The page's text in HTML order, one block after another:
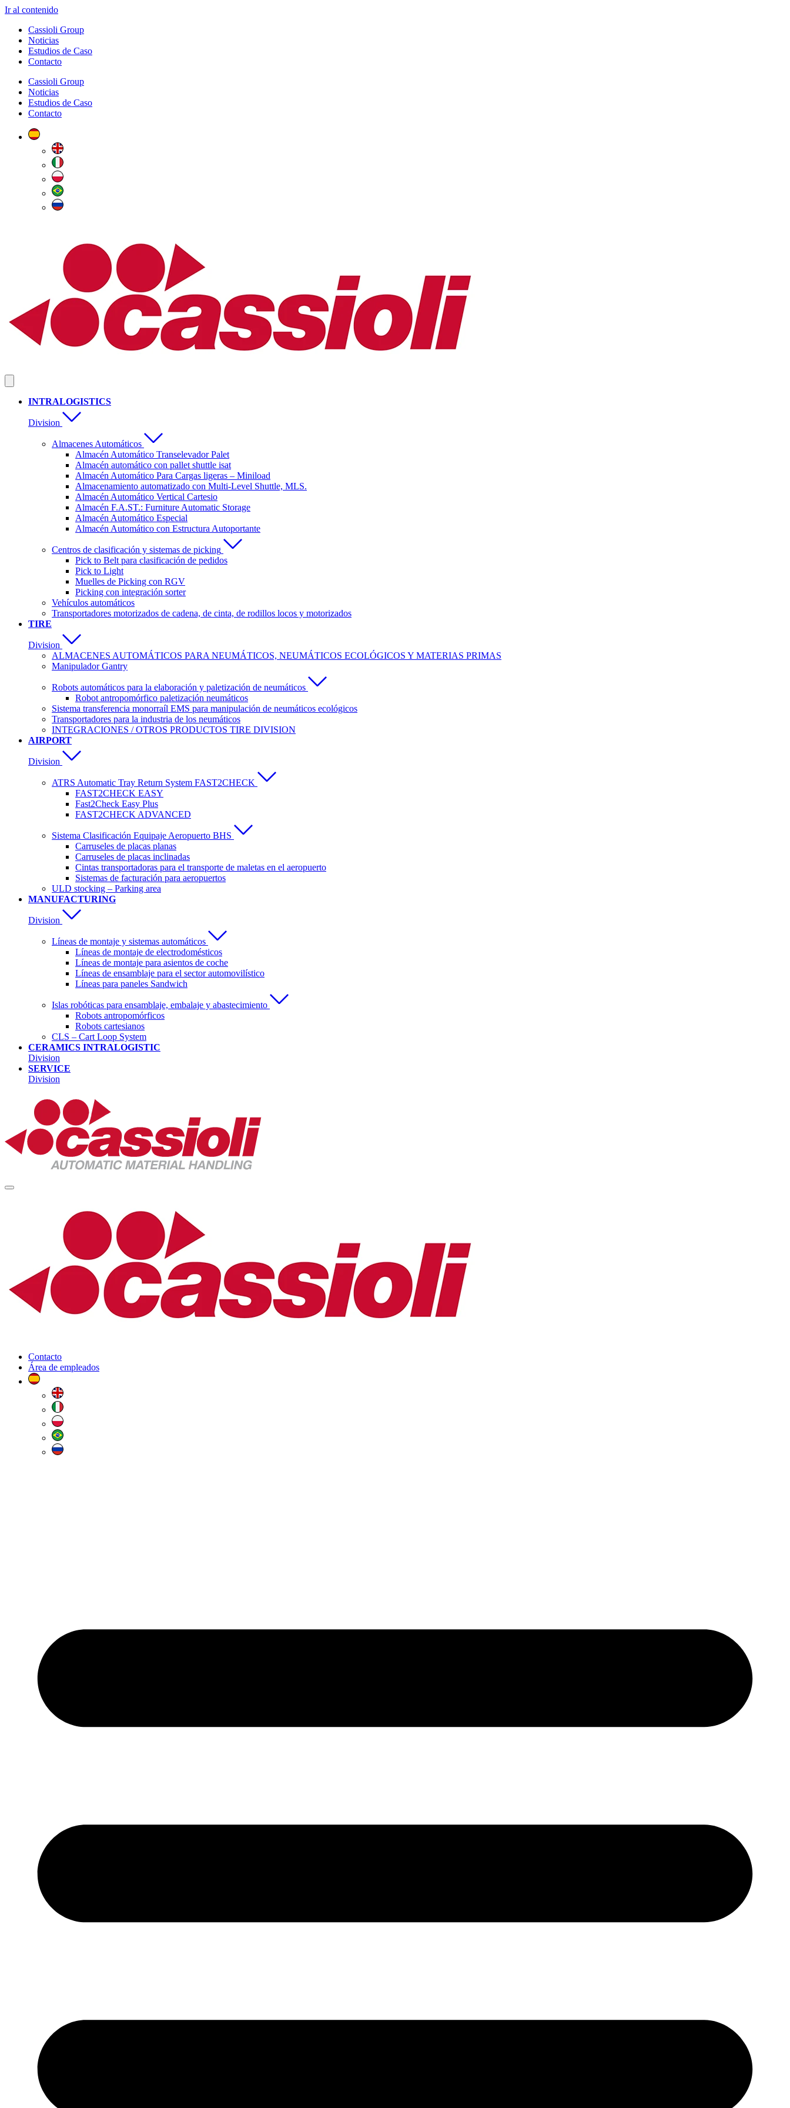
Ir al contenido
Cassioli Group
Noticias
Estudios de Caso
Contacto
Cassioli Group
Noticias
Estudios de Caso
Contacto
INTRALOGISTICS
Division
Almacenes Automáticos
Almacén Automático Transelevador Palet
Almacén automático con pallet shuttle isat
Almacén Automático Para Cargas ligeras – Miniload
Almacenamiento automatizado con Multi-Level Shuttle, MLS.
Almacén Automático Vertical Cartesio
Almacén F.A.ST.: Furniture Automatic Storage
Almacén Automático Especial
Almacén Automático con Estructura Autoportante
Centros de clasificación y sistemas de picking
Pick to Belt para clasificación de pedidos
Pick to Light
Muelles de Picking con RGV
Picking con integración sorter
Vehículos automáticos
Transportadores motorizados de cadena, de cinta, de rodillos locos y motorizados
TIRE
Division
ALMACENES AUTOMÁTICOS PARA NEUMÁTICOS, NEUMÁTICOS ECOLÓGICOS Y MATERIAS PRIMAS
Manipulador Gantry
Robots automáticos para la elaboración y paletización de neumáticos
Robot antropomórfico paletización neumáticos
Sistema transferencia monorraíl EMS para manipulación de neumáticos ecológicos
Transportadores para la industria de los neumáticos
INTEGRACIONES / OTROS PRODUCTOS TIRE DIVISION
AIRPORT
Division
ATRS Automatic Tray Return System FAST2CHECK
FAST2CHECK EASY
Fast2Check Easy Plus
FAST2CHECK ADVANCED
Sistema Clasificación Equipaje Aeropuerto BHS
Carruseles de placas planas
Carruseles de placas inclinadas
Cintas transportadoras para el transporte de maletas en el aeropuerto
Sistemas de facturación para aeropuertos
ULD stocking – Parking area
MANUFACTURING
Division
Líneas de montaje y sistemas automáticos
Líneas de montaje de electrodomésticos
Líneas de montaje para asientos de coche
Líneas de ensamblaje para el sector automovilístico
Líneas para paneles Sandwich
Islas robóticas para ensamblaje, embalaje y abastecimiento
Robots antropomórficos
Robots cartesianos
CLS – Cart Loop System
CERAMICS INTRALOGISTIC
Division
SERVICE
Division
Contacto
Área de empleados